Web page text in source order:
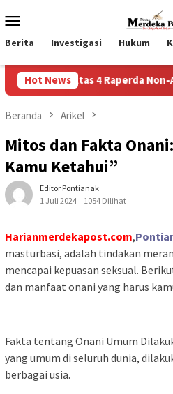
ke
kontenMobile
Berita Investigasi Hukum
Hot News
4 Raperda Non-APBD 2026
Beranda Arikel
Mitos dan Fakta
Kamu Ketahui”
Editor Pontianak
1 Juli 2024
1054 Dilihat
Harianmerdekapost.com,
masturbasi, adalah tindakan
mencapai kepuasan seksual.
dan manfaat onani yang harus
Fakta tentang Onani Umum
yang umum di seluruh dunia,
berbagai usia.